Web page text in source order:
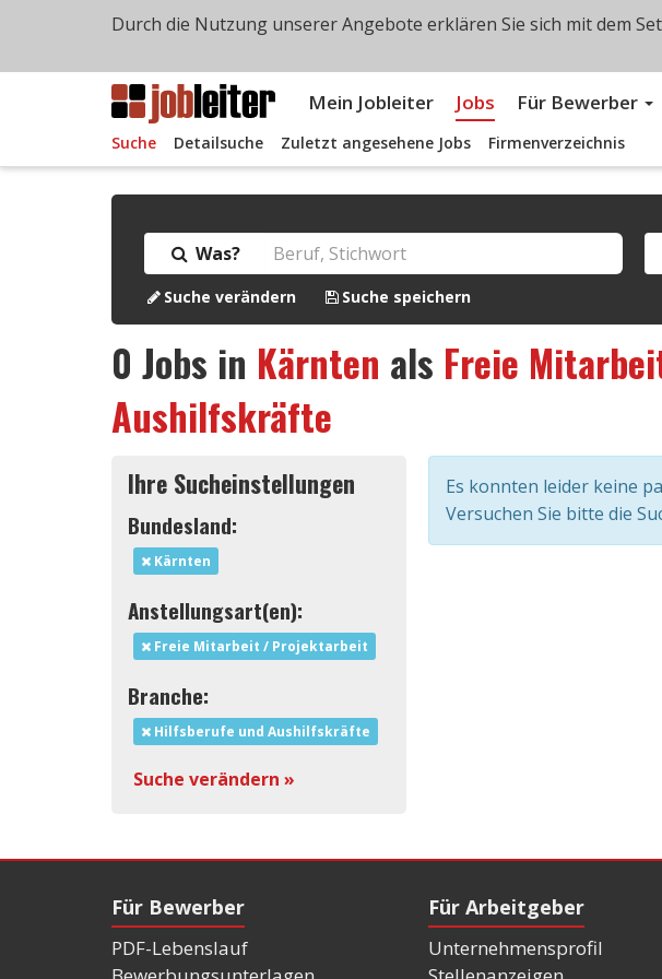
Mein Jobleiter Jobs Für Bewerber
Suche Detailsuche Zuletzt angesehene Jobs Firmenverzeichnis
Was?
Suche verändern Suche speichern
0 Jobs in Kärnten als Freie
Aushilfskräfte
Ihre Sucheinstellungen
Bundesland:
Kärnten
Anstellungsart(en):
Freie Mitarbeit / Projektarbeit
Branche:
Hilfsberufe und Aushilfskräfte
Suche verändern »
Es konnten leider keine
Versuchen Sie bitte die
Für Bewerber
PDF-Lebenslauf
Für Arbeitgeber
Unternehmensprofil
Durch die Nutzung unserer Angebote erklären Sie sich mit dem